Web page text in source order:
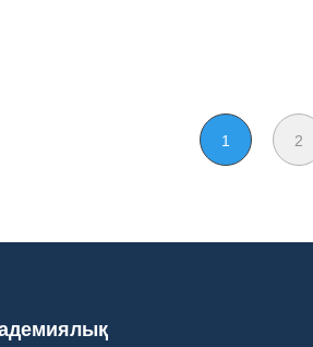
1 2